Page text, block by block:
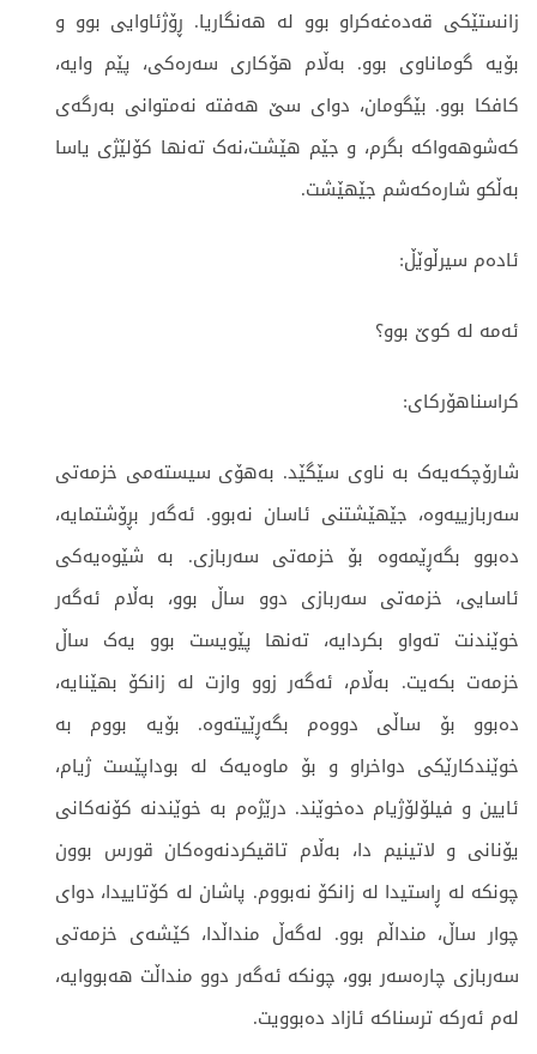
زانستێکی قەدەغەکراو بوو لە هەنگاریا. ڕۆژئاوایی بوو و
بۆیە گوماناوی بوو. بەڵام هۆکاری سەرەکی، پێم وایە،
کافکا بوو. بێگومان، دوای سێ هەفتە نەمتوانی بەرگەی
کەشوهەواکە بگرم، و جێم هێشت،نەک تەنها کۆلێژی یاسا
بەڵکو شارەکەشم جێهێشت.
ئادەم سیرڵوێڵ:
ئەمە لە کوێ بوو؟
کراسناهۆرکای:
شارۆچکەیەک بە ناوی سێگێد. بەهۆی سیستەمی خزمەتی
سەربازییەوە، جێهێشتنی ئاسان نەبوو. ئەگەر بڕۆشتمایە،
دەبوو بگەڕێمەوە بۆ خزمەتی سەربازی. بە شێوەیەکی
ئاسایی، خزمەتی سەربازی دوو ساڵ بوو، بەڵام ئەگەر
خوێندنت تەواو بکردایە، تەنها پێویست بوو یەک ساڵ
خزمەت بکەیت. بەڵام، ئەگەر زوو وازت لە زانکۆ بهێنایە،
دەبوو بۆ ساڵی دووەم بگەڕێیتەوە. بۆیە بووم بە
خوێندکارێکی دواخراو و بۆ ماوەیەک لە بوداپێست ژیام،
ئایین و فیلۆلۆژیام دەخوێند. درێژەم بە خوێندنە کۆنەکانی
یۆنانی و لاتینیم دا، بەڵام تاقیکردنەوەکان قورس بوون
چونکە لە ڕاستیدا لە زانکۆ نەبووم. پاشان لە کۆتاییدا، دوای
چوار ساڵ، منداڵم بوو. لەگەڵ منداڵدا، کێشەی خزمەتی
سەربازی چارەسەر بوو، چونکە ئەگەر دوو منداڵت هەبووایە،
لەم ئەرکە ترسناکە ئازاد دەبوویت.